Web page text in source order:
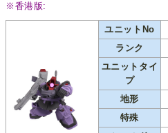
※香港版:
ユニットNo
ランク
ユニットタイ
プ
地形
特殊